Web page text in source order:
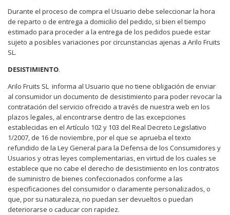
Durante el proceso de compra el Usuario debe seleccionar la hora
de reparto o de entrega a domicilio del pedido, si bien el tiempo
estimado para proceder a la entrega de los pedidos puede estar
sujeto a posibles variaciones por circunstancias ajenas a Arilo Fruits
SL.
DESISTIMIENTO.
Arilo Fruits SL informa al Usuario que no tiene obligación de enviar
al consumidor un documento de desistimiento para poder revocar la
contratación del servicio ofrecido a través de nuestra web en los
plazos legales, al encontrarse dentro de las excepciones
establecidas en el Artículo 102 y 103 del Real Decreto Legislativo
1/2007, de 16 de noviembre, por el que se aprueba el texto
refundido de la Ley General para la Defensa de los Consumidores y
Usuarios y otras leyes complementarias, en virtud de los cuales se
establece que no cabe el derecho de desistimiento en los contratos
de suministro de bienes confeccionados conforme a las
especificaciones del consumidor o claramente personalizados, o
que, por su naturaleza, no puedan ser devueltos o puedan
deteriorarse o caducar con rapidez.